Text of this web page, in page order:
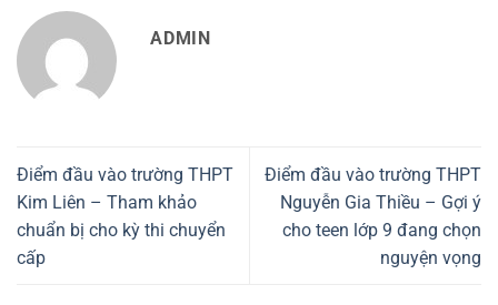
ADMIN
Điểm đầu vào trường THPT
Kim Liên – Tham khảo
chuẩn bị cho kỳ thi chuyển
cấp
Điểm đầu vào trường THPT
Nguyễn Gia Thiều – Gợi ý
cho teen lớp 9 đang chọn
nguyện vọng